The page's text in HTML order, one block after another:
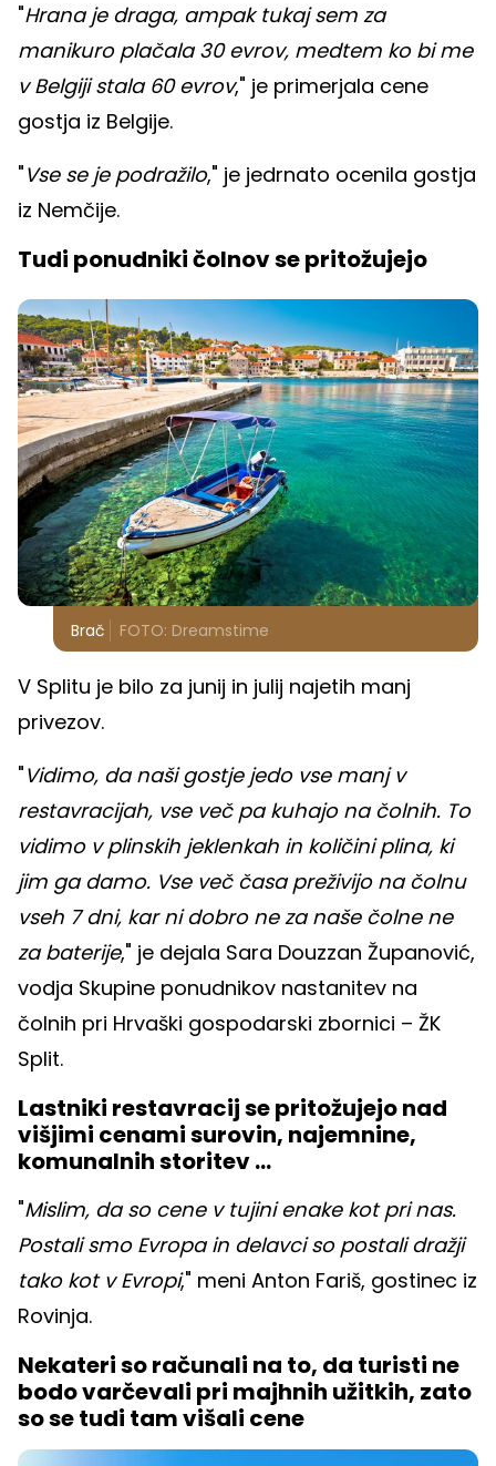
"Hrana je draga, ampak tukaj sem za
manikuro plačala 30 evrov, medtem ko bi me
v Belgiji stala 60 evrov," je primerjala cene
gostja iz Belgije.
"Vse se je podražilo," je jedrnato ocenila gostja
iz Nemčije.
Tudi ponudniki čolnov se pritožujejo
Brač FOTO: Dreamstime
V Splitu je bilo za junij in julij najetih manj
privezov.
"Vidimo, da naši gostje jedo vse manj v
restavracijah, vse več pa kuhajo na čolnih. To
vidimo v plinskih jeklenkah in količini plina, ki
jim ga damo. Vse več časa preživijo na čolnu
vseh 7 dni, kar ni dobro ne za naše čolne ne
za baterije," je dejala Sara Douzzan Županović,
vodja Skupine ponudnikov nastanitev na
čolnih pri Hrvaški gospodarski zbornici – ŽK
Split.
Lastniki restavracij se pritožujejo nad
višjimi cenami surovin, najemnine,
komunalnih storitev ...
"Mislim, da so cene v tujini enake kot pri nas.
Postali smo Evropa in delavci so postali dražji
tako kot v Evropi," meni Anton Fariš, gostinec iz
Rovinja.
Nekateri so računali na to, da turisti ne
bodo varčevali pri majhnih užitkih, zato
so se tudi tam višali cene